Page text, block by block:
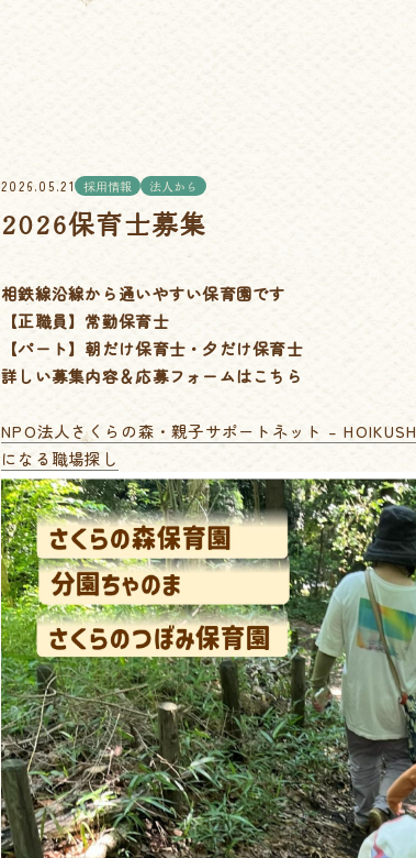
2026.05.21 採用情報 法人から
2026保育士募集
相鉄線沿線から通いやすい保育園です
【正職員】常勤保育士
【パート】朝だけ保育士・夕だけ保育士
詳しい募集内容＆応募フォームはこちら
NPO法人さくらの森・親子サポートネット –
になる職場探し